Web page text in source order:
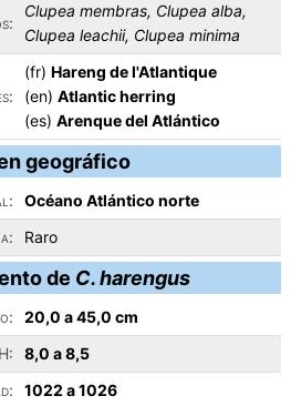
Clupea membras, Clupea alba,
Clupea leachii, Clupea minima
(fr) Hareng de l'Atlantique
(en) Atlantic herring
(es) Arenque del Atlántico
geográfico
Océano Atlántico norte
Raro
de C. harengus
20,0 a 45,0 cm
8,0 a 8,5
1022 a 1026